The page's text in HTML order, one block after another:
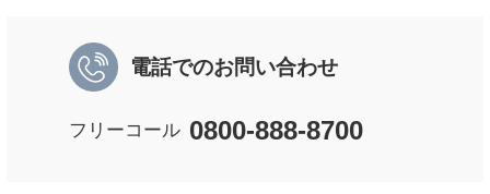
電話でのお問い合わせ
フリーコール 0800-888-8700